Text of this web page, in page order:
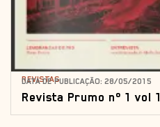
REVISTAS
DATA DE PUBLICAÇÃO: 28/05/2015
Revista Prumo nº 1 vol 1